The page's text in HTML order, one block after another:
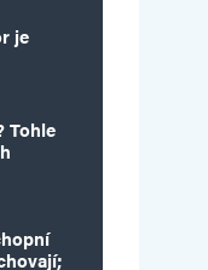
je
Tohle